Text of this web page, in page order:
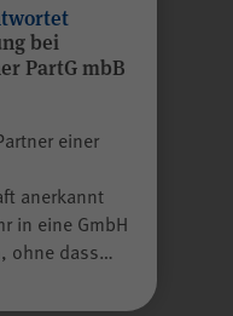
bei
PartG mbB
einer
anerkannt
in eine GmbH
ohne dass…
späteren
der gleichen Stelle
zu können.
Beenden des Check-